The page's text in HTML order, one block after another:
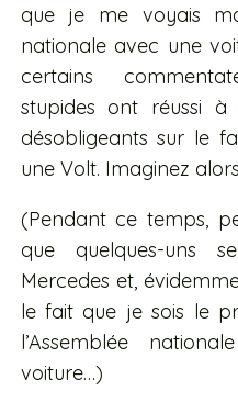
que je me voyais
nationale avec une
certains
stupides ont réussi à
désobligeants sur le
une Volt. Imaginez
(Pendant ce temps,
que quelques-uns
Mercedes et,
le fait que je sois le
l’Assemblée
voiture…)